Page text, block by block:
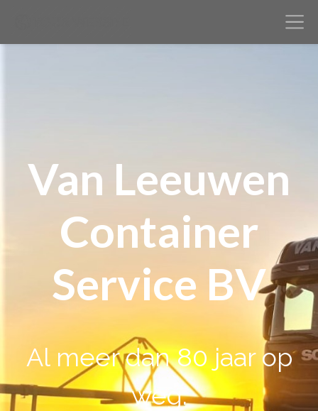
Van Leeuwen
Container
Service BV
Al meer dan 80 jaar op
weg.